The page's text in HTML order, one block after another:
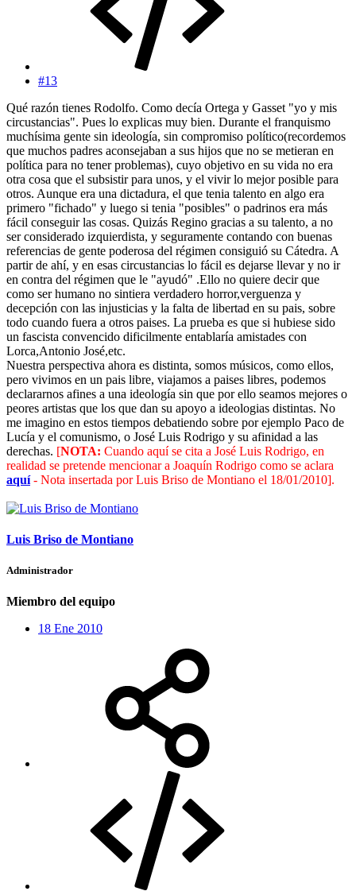
#13
Qué razón tienes Rodolfo. Como decía Ortega y Gasset "yo y mis
circustancias". Pues lo explicas muy bien. Durante el franquismo
muchísima gente sin ideología, sin compromiso político(recordemos
que muchos padres aconsejaban a sus hijos que no se metieran en
política para no tener problemas), cuyo objetivo en su vida no era
otra cosa que el subsistir para unos, y el vivir lo mejor posible para
otros. Aunque era una dictadura, el que tenia talento en algo era
primero "fichado" y luego si tenia "posibles" o padrinos era más
fácil conseguir las cosas. Quizás Regino gracias a su talento, a no
ser considerado izquierdista, y seguramente contando con buenas
referencias de gente poderosa del régimen consiguió su Cátedra. A
partir de ahí, y en esas circustancias lo fácil es dejarse llevar y no ir
en contra del régimen que le "ayudó" .Ello no quiere decir que
como ser humano no sintiera verdadero horror,verguenza y
decepción con las injusticias y la falta de libertad en su pais, sobre
todo cuando fuera a otros paises. La prueba es que si hubiese sido
un fascista convencido dificilmente entablaría amistades con
Lorca,Antonio José,etc.
Nuestra perspectiva ahora es distinta, somos músicos, como ellos,
pero vivimos en un pais libre, viajamos a paises libres, podemos
declararnos afines a una ideología sin que por ello seamos mejores o
peores artistas que los que dan su apoyo a ideologias distintas. No
me imagino en estos tiempos debatiendo sobre por ejemplo Paco de
Lucía y el comunismo, o José Luis Rodrigo y su afinidad a las
derechas. [NOTA: Cuando aquí se cita a José Luis Rodrigo, en
realidad se pretende mencionar a Joaquín Rodrigo como se aclara
aquí- Nota insertada por Luis Briso de Montiano el 18/01/2010].
Luis Briso de Montiano
Administrador
Miembro del equipo
18 Ene 2010